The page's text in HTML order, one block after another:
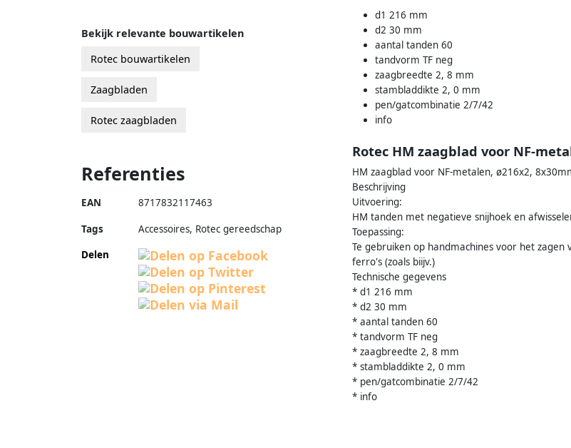
d1 216 mm
d2 30 mm
aantal tanden 60
tandvorm TF neg
zaagbreedte 2, 8 mm
stambladdikte 2, 0 mm
pen/gatcombinatie 2/7/42
info
Rotec HM zaagblad voor NF-
HM zaagblad voor NF-metalen, ø216x2,
Beschrijving
Uitvoering:
HM tanden met negatieve snijhoek en
Toepassing:
Te gebruiken op handmachines voor het
ferro's (zoals biijv.)
Technische gegevens
* d1 216 mm
* d2 30 mm
* aantal tanden 60
* tandvorm TF neg
* zaagbreedte 2, 8 mm
* stambladdikte 2, 0 mm
* pen/gatcombinatie 2/7/42
* info
Bekijk relevante bouwartikelen
Rotec bouwartikelen
Zaagbladen
Rotec zaagbladen
Referenties
EAN 8717832117463
Tags
Accessoires, Rotec gereedschap
Delen